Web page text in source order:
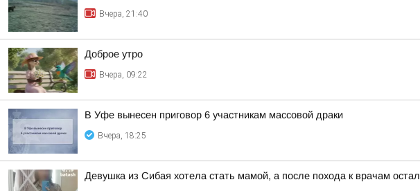
Вчера, 21:40
Доброе утро
Вчера, 09:22
В Уфе вынесен приговор 6 участникам массовой драки
Вчера, 18:25
Девушка из Сибая хотела стать мамой, а после похода к врачам